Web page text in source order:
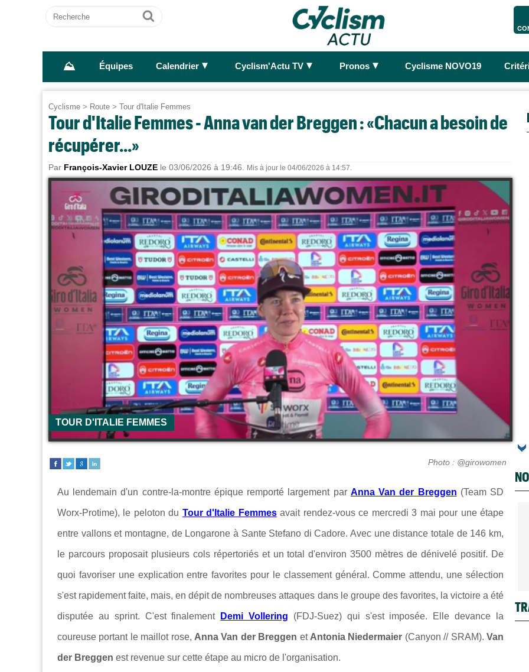
Recherche
Ok
⛰ Équipes Calendrier ► Cyclism'Actu TV ► Pronos ► Cyclisme NOVO19
Cyclisme > Route > Tour d'Italie Femmes
Tour d'Italie Femmes - Anna van der Breggen : «Chacun a besoin de
récupérer...»
Par François-Xavier LOUZE le 03/06/2026 à 19:46. Mis à jour le 04/06/2026 à 14:57.
TOUR D'ITALIE FEMMES
Photo : @girowomen
Au lendemain d'un contre-la-montre épique remporté largement par Anna Van der Breggen (Team SD
Worx-Protime), le peloton du Tour d'Italie Femmesavait rendez-vous ce mercredi 3 mai pour une étape
entre vallons et montagne, de Longarone à Sante Stefano di Cadore. Avec une distance totale de 146 km,
le parcours proposait plusieurs cols répertoriés et un total d'environ 3500 mètres de dénivelé positif. De
quoi favoriser une explication entre favorites pour le classement général. Comme attendu, une sélection
s'est rapidement faite, mais, en dépit de nombreuses attaques dans le groupe des favorites, la victoire a été
disputée au sprint. C'est finalement Demi Vollering (FDJ-Suez) qui s'est imposée. Elle devance la
coureuse portant le maillot rose, Anna Van der Breggen et Antonia Niedermaier (Canyon // SRAM).Van
der Breggen est revenue sur cette étape au micro de l'organisation.